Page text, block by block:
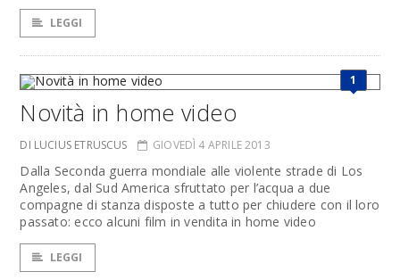
LEGGI
1
Novità in home video
DI LUCIUS ETRUSCUS GIOVEDÌ 4 APRILE 2013
Dalla Seconda guerra mondiale alle violente strade di Los
Angeles, dal Sud America sfruttato per l’acqua a due
compagne di stanza disposte a tutto per chiudere con il loro
passato: ecco alcuni film in vendita in home video
LEGGI